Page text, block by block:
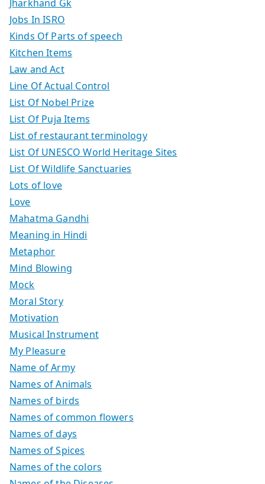
Jharkhand Gk
Jobs In ISRO
Kinds Of Parts of speech
Kitchen Items
Law and Act
Line Of Actual Control
List Of Nobel Prize
List Of Puja Items
List of restaurant terminology
List Of UNESCO World Heritage Sites
List Of Wildlife Sanctuaries
Lots of love
Love
Mahatma Gandhi
Meaning in Hindi
Metaphor
Mind Blowing
Mock
Moral Story
Motivation
Musical Instrument
My Pleasure
Name of Army
Names of Animals
Names of birds
Names of common flowers
Names of days
Names of Spices
Names of the colors